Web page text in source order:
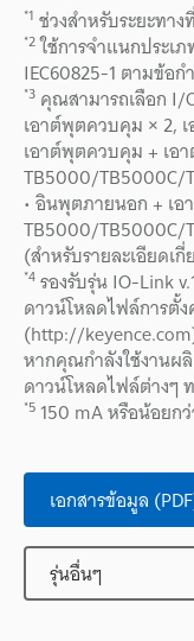
*1 ช่วงสำหรับระยะทา
*2ใช้การจำแนกประเภ
IEC60825-1 ตามข้อ
*3 คุณสามารถเลือก I/
เอาต์พุตควบคุม × 2,
เอาต์พุตควบคุม + เอ
TB5000/TB5000C/
• อินพุตภายนอก + เ
TB5000/TB5000C/
(สำหรับรายละเอียดเ
*4รองรับรุ่น IO-Link
ดาวน์โหลดไฟล์การตั้ง
(http://
หากคุณกำลังใช้งานผ
ดาวน์โหลดไฟล์ต่างๆ
*5150 mA หรือน้อยก
เอกสารข้อมูล
รุ่นอื่นๆ